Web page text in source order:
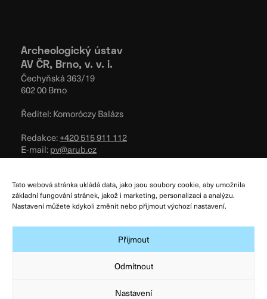
Tato webová stránka ukládá data, jako jsou soubory cookie, aby umožnila
základní fungování stránek, jakož i marketing, personalizaci a analýzu.
Nastavení můžete kdykoli změnit nebo přijmout výchozí nastavení.
Přijmout
Odmítnout
Nastavení
Archeologický ústav
AV ČR, Brno, v. v. i.
Čechyňská 363/19
602 00 Brno
Ředitel: Komoróczy Balázs
Redakce:+420 515 911 112
E-mail:pv@arub.cz
Podmínky užívání
Všeobecné obchodní podmínky
Zpracování osobních údajů